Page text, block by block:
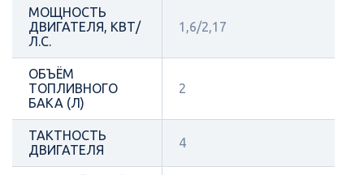
МОЩНОСТЬ
ДВИГАТЕЛЯ, КВТ/
Л.С.
1,6/2,17
ОБЪЁМ
ТОПЛИВНОГО
БАКА (Л)
2
ТАКТНОСТЬ
ДВИГАТЕЛЯ
4